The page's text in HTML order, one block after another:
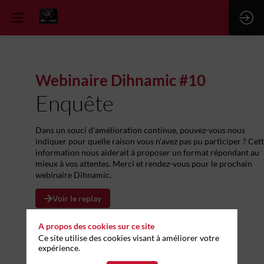
Webinaire Dihnamic #10
Enquête
Dans un souci d'amélioration continue, pouvez-vous nous
indiquer pour quelle raison vous n'avez pas pu participer ?
information nous aiderait à proposer un format répondant au
mieux à vos attentes. Merci et rendez-vous pour le prochain
webinaire Dihnamic.
Voir le replay
A propos des cookies sur ce site
Ce site utilise des cookies visant à améliorer votre
expérience.